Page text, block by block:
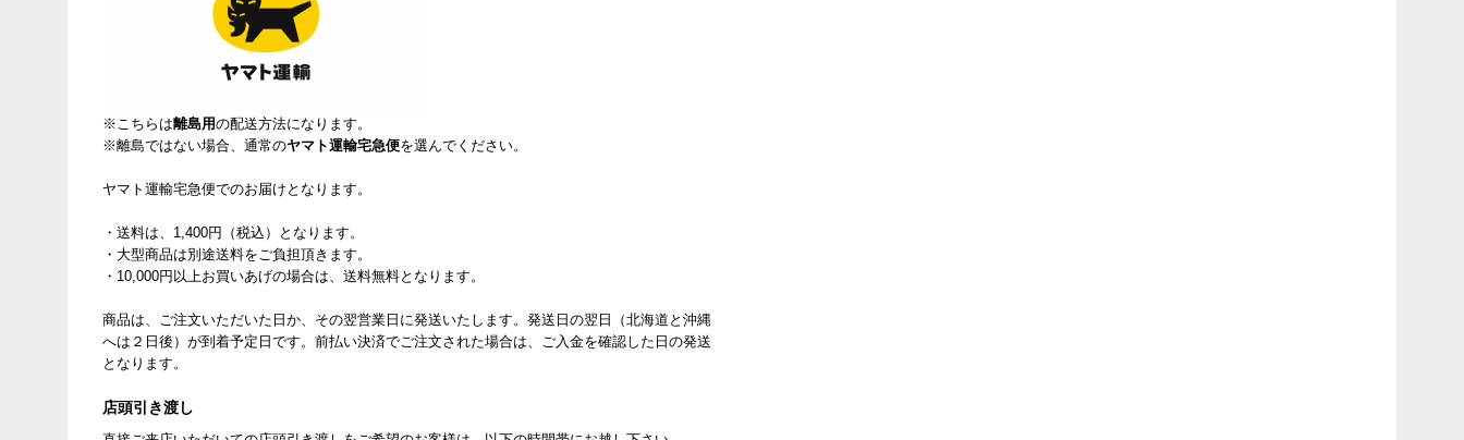
※こちらは離島用の配送方法になります。
※離島ではない場合、通常のヤマト運輸宅急便を選んでください。
ヤマト運輸宅急便でのお届けとなります。
・送料は、1,400円（税込）となります。
・大型商品は別途送料をご負担頂きます。
・10,000円以上お買いあげの場合は、送料無料となります。
商品は、ご注文いただいた日か、その翌営業日に発送いたします。発送日の翌日（北海道と沖縄
へは２日後）が到着予定日です。前払い決済でご注文された場合は、ご入金を確認した日の発送
となります。
店頭引き渡し